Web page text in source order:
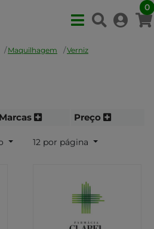
0
Maquilhagem Verniz
Marcas Preço
12 por página